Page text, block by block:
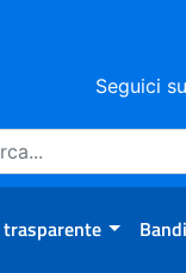
Seguici su